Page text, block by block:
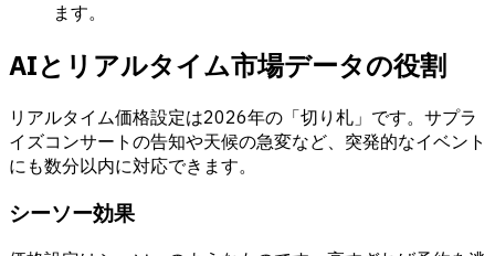
ます。
AIとリアルタイム市場データの役割
リアルタイム価格設定は2026年の「切り札」です。サプラ
イズコンサートの告知や天候の急変など、突発的なイベント
にも数分以内に対応できます。
シーソー効果